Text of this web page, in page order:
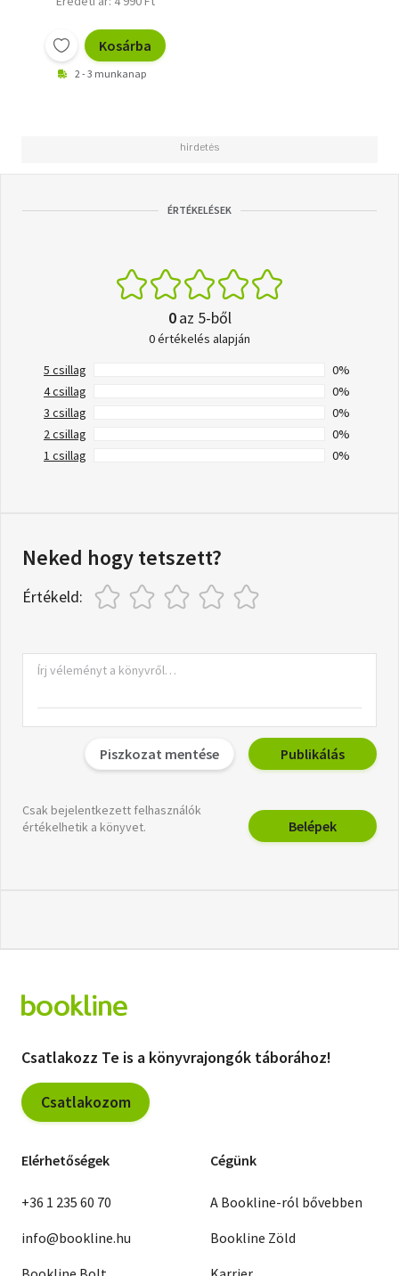
Kosárba
2 - 3 munkanap
ÉRTÉKELÉSEK
0az 5-ből
0 értékelés alapján
5 csillag
0%
4 csillag
0%
3 csillag
0%
2 csillag
0%
1 csillag
0%
Neked hogy tetszett?
Értékeld:
Piszkozat mentése Publikálás
Csak bejelentkezett felhasználók
értékelhetik a könyvet.
Belépek
Csatlakozz Te is a könyvrajongók táborához!
Csatlakozom
Elérhetőségek
+36 1 235 60 70
info@bookline.hu
Cégünk
A Bookline-ról bővebben
Bookline Zöld